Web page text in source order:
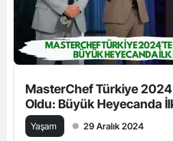
MasterChef Türkiye
Oldu: Büyük Heyecanda
Yaşam 29 Aralık 2024